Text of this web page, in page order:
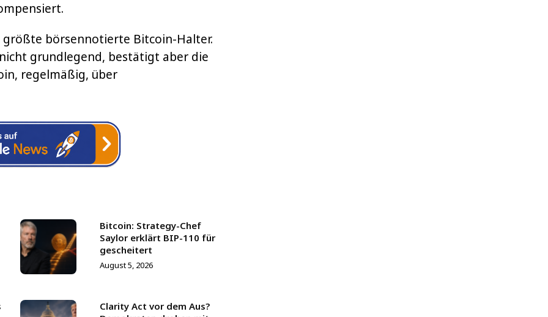
börsennotierte Bitcoin-Halter.
grundlegend, bestätigt aber die
regelmäßig, über
Bitcoin: Strategy-Chef
Saylor erklärt BIP-110 für
gescheitert
August 5, 2026
Clarity Act vor dem Aus?